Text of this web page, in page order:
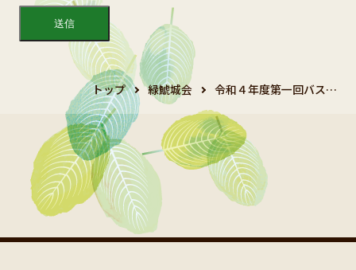
トップ 緑鯱城会 令和４年度第一回バス…